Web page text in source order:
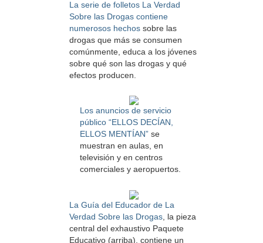
La serie de folletos La Verdad
Sobre las Drogas contiene
numerosos hechos sobre las
drogas que más se consumen
comúnmente, educa a los jóvenes
sobre qué son las drogas y qué
efectos producen.
Los anuncios de servicio
público “ELLOS DECÍAN,
ELLOS MENTÍAN”se
muestran en aulas, en
televisión y en centros
comerciales y aeropuertos.
La Guía del Educador de La
Verdad Sobre las Drogas , la pieza
central del exhaustivo Paquete
Educativo (arriba), contiene un